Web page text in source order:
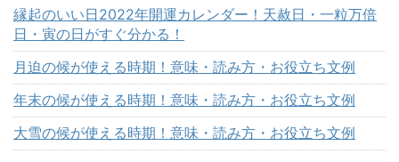
縁起のいい日2022年開運カレンダー！天赦日・一粒万倍
日・寅の日がすぐ分かる！
月迫の候が使える時期！意味・読み方・お役立ち文例
年末の候が使える時期！意味・読み方・お役立ち文例
大雪の候が使える時期！意味・読み方・お役立ち文例